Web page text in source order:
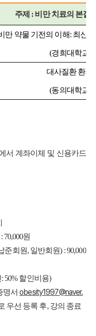
주제 : 비만 치료의 본질
만 약물 기전의 이해: 최신
(경희대학교
대사질환 환자
(동의대학교
서 계좌이체 및 신용카드
원
회원, 일반회원) : 90,000
50% 할인비용)
명서obesity1997@naver.
우선 등록 후, 강의 종료